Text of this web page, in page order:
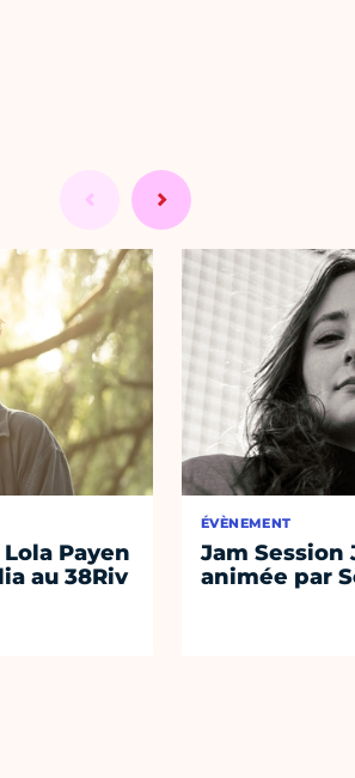
Payen
au 38Riv
ÉVÈNEMENT
Jam Session
animée par